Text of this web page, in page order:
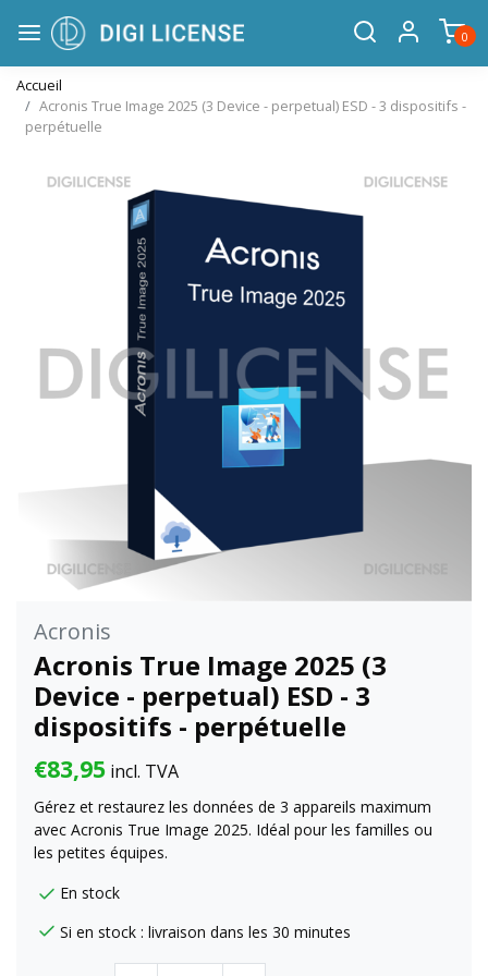
0
Accueil
Acronis True Image 2025 (3 Device - perpetual) ESD - 3 dispositifs -
perpétuelle
Acronis
Acronis True Image 2025 (3
Device - perpetual) ESD - 3
dispositifs - perpétuelle
€83,95 incl. TVA
Gérez et restaurez les données de 3 appareils maximum
avec Acronis True Image 2025. Idéal pour les familles ou
les petites équipes.
En stock
Si en stock : livraison dans les 30 minutes